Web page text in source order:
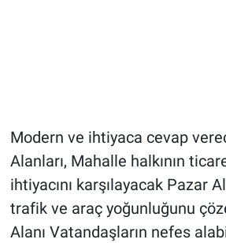
Modern ve ihtiyaca cevap
Alanları, Mahalle halkının
ihtiyacını karşılayacak Pazar
trafik ve araç yoğunluğunu
Alanı Vatandaşların nefes